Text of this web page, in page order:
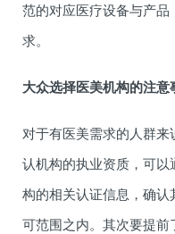
范的对应医疗设备与产
求。
大众选择医美机构的注意
对于有医美需求的人群
认机构的执业资质，可
构的相关认证信息，确
可范围之内。其次要提